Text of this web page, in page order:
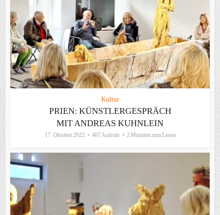
Kultur
PRIEN: KÜNSTLERGESPRÄCH
MIT ANDREAS KUHNLEIN
17. Oktober 2022 407 Aufrufe 2 Minuten zum Lesen